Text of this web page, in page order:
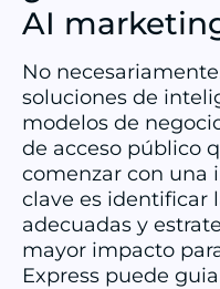
AI
No
soluciones de
modelos de
de acceso público
comenzar con una
clave es identificar
adecuadas y
mayor impacto
Express puede